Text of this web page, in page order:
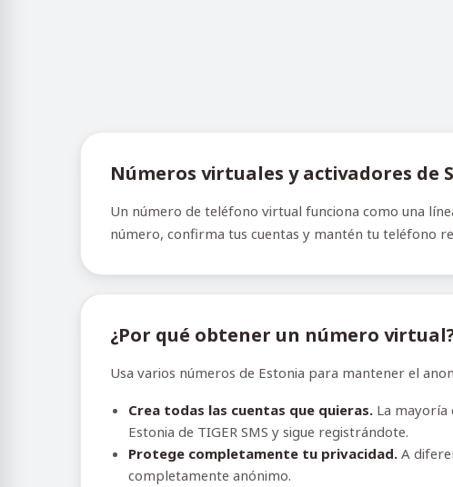
Números virtuales y activadores de
Un número de teléfono virtual funciona como una
número, confirma tus cuentas y mantén tu teléfono
¿Por qué obtener un número
Usa varios números de Estonia para mantener el
Crea todas las cuentas que quieras. La
Estonia de TIGER SMS y sigue registrándote.
Protege completamente tu privacidad. A
completamente anónimo.